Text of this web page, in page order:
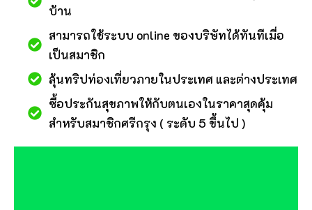
บ้าน
สามารถใช้ระบบ online ของบริษัทได้ทันทีเมื่อ
เป็นสมาชิก
ลุ้นทริปท่องเที่ยวภายในประเทศ และต่างประเทศ
ซื้อประกันสุขภาพให้กับตนเองในราคาสุดคุ้ม
สำหรับสมาชิกศรีกรุง ( ระดับ 5 ขึ้นไป )